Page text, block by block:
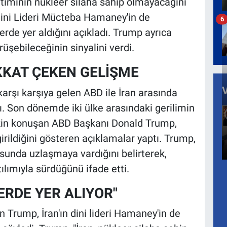
Lideri Mücteba Hamaney'in de
yer aldığını açıkladı. Trump ayrıca
sinyalini verdi.
ÇEKEN GELİŞME
karşıya gelen ABD ile İran arasında
Son dönemde iki ülke arasındaki gerilimin
ABD Başkanı Donald Trump,
gösteren açıklamalar yaptı. Trump,
uzlaşmaya vardığını belirterek,
sürdüğünü ifade etti.
YER ALIYOR"
Trump, İran'ın dini lideri Hamaney'in de
6